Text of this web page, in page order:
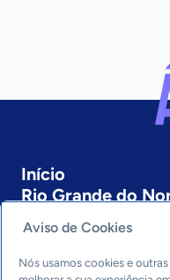
Início
Rio Grande do
Sobre a ASN
Últimas notícias
Entre em contato
Aviso de Cookies
Nós usamos cookies e